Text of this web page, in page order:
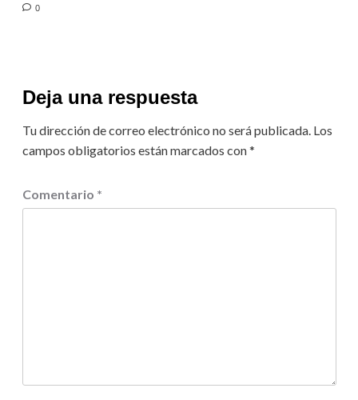
0
Deja una respuesta
Tu dirección de correo electrónico no será publicada. Los
campos obligatorios están marcados con*
Comentario *